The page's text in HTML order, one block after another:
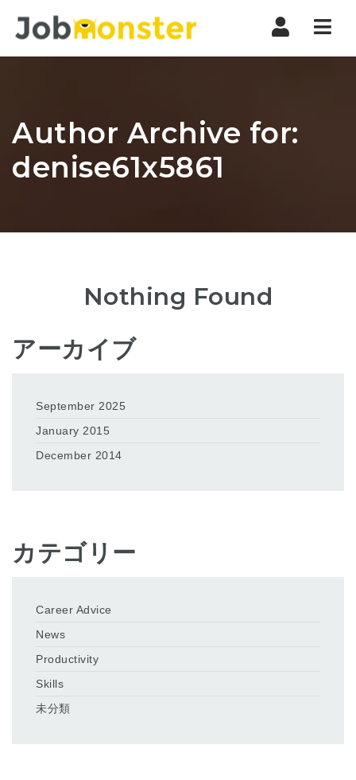
Author Archive for:
denise61x5861
Nothing Found
アーカイブ
September 2025
January 2015
December 2014
カテゴリー
Career Advice
News
Productivity
Skills
未分類